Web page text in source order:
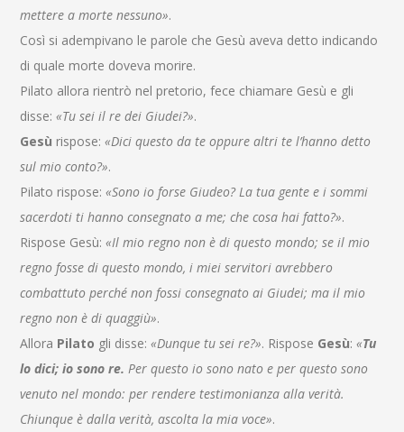
mettere a morte nessuno».
Così si adempivano le parole che Gesù aveva detto indicando
di quale morte doveva morire.
Pilato allora rientrò nel pretorio, fece chiamare Gesù e gli
disse:«Tu sei il re dei Giudei?».
Gesù rispose:«Dici questo da te oppure altri te l’hanno detto
sul mio conto?».
Pilato rispose:«Sono io forse Giudeo? La tua gente e i sommi
sacerdoti ti hanno consegnato a me; che cosa hai fatto?».
Rispose Gesù:«Il mio regno non è di questo mondo; se il mio
regno fosse di questo mondo, i miei servitori avrebbero
combattuto perché non fossi consegnato ai Giudei; ma il mio
regno non è di quaggiù».
Allora Pilato gli disse:«Dunque tu sei re?». Rispose Gesù:«Tu
lo dici; io sono re. Per questo io sono nato e per questo sono
venuto nel mondo: per rendere testimonianza alla verità.
Chiunque è dalla verità, ascolta la mia voce».